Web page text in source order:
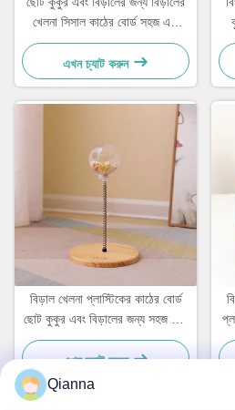
খেলনা সিসাল কাঠের বোর্ড সহজ এবং
ব্যবহারিক
এখন চ্যাট করুন
বিড়াল খেলনা প্লাস্টিকের কাঠের বোর্ড
ছোট কুকুর এবং বিড়ালের জন্য সহজ এবং
ব্যবহারিক
এখন চ্যাট করুন
Qianna